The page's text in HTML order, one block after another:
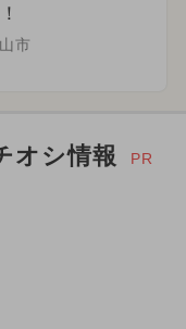
市
オシ情報 PR